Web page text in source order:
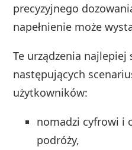
precyzyjnego
napełnienie może
Te urządzenia najlepiej
następujących
użytkowników:
nomadzi cyfrowi i
podróży,